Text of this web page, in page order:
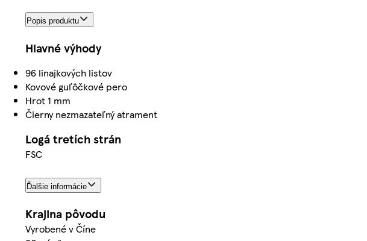
Popis produktu
Hlavné výhody
96 linajkových listov
Kovové guľôčkové pero
Hrot 1 mm
Čierny nezmazateľný atrament
Logá tretích strán
FSC
Ďalšie informácie
Krajina pôvodu
Vyrobené v Číne